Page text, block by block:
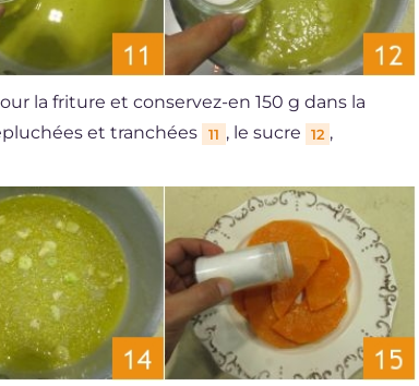
la friture et conservez-en 150 g dans la
et tranchées 11 , le sucre 12 ,